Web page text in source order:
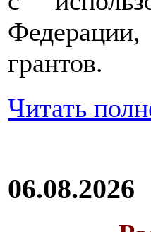
грантов.
Читать
06.08.2026